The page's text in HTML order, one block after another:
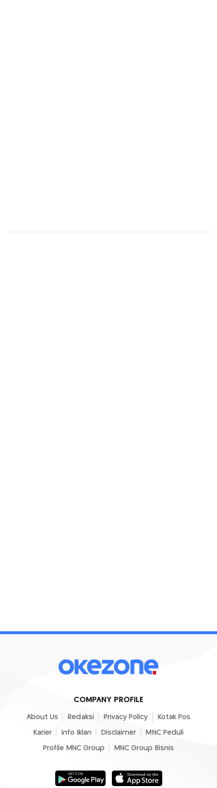
COMPANY PROFILE
About Us Redaksi Privacy Policy Kotak Pos
Karier Info Iklan Disclaimer MNC Peduli
Profile MNC Group MNC Group Bisnis